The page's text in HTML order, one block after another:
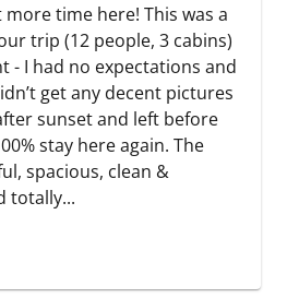
time here! This was a
trip (12 people, 3 cabins)
- I had no expectations and
get any decent pictures
sunset and left before
stay here again. The
spacious, clean &
totally...